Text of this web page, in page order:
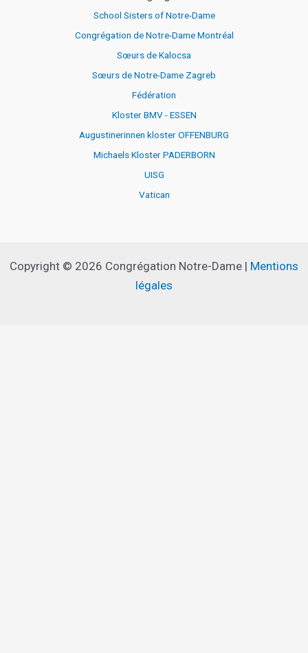
School Sisters of Notre-Dame
Congrégation de Notre-Dame Montréal
Sœurs de Kalocsa
Sœurs de Notre-Dame Zagreb
Fédération
Kloster BMV - ESSEN
Augustinerinnen kloster OFFENBURG
Michaels Kloster PADERBORN
UISG
Vatican
Copyright © 2026 Congrégation Notre-Dame | Mentions
légales